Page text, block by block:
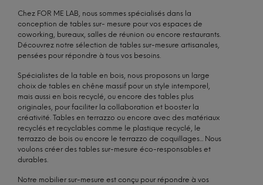
Chez FOR ME LAB, nous sommes spécialisés dans la
conception de tables sur- mesure pour vos espaces de
coworking, bureaux, salles de réunion ou encore restaurants.
Découvrez notre sélection de tables sur-mesure artisanales,
pensées pour répondre à tous vos besoins.
Spécialistes de la table en bois, nous proposons un large
choix de tables en chêne massif pour un style intemporel,
mais aussi en bois recyclé, ou encore des tables plus
originales, pour faciliter la collaboration et booster la
créativité. Tables en terrazzo ou encore avec des matériaux
recyclés et recyclables comme le plastique recyclé, le
terrazzo de bois ou encore le terrazzo de coquillages... Nous
voulons créer des tables sur-mesure éco-responsables et
durables.
Notre mobilier sur-mesure est conçu pour répondre à vos